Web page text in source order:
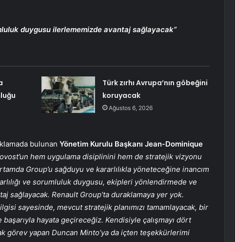
duygusu ilerlememizde avantaj sağlayacak”
Türk zırhı Avrupa’nın göbeğini
koruyacak
Ağustos 6, 2026
bulunan Yönetim Kurulu Başkanı Jean-Dominique
hem uygulama disiplinini hem de stratejik vizyonu
Group’u sağduyu ve kararlılıkla yöneteceğine inancım
ve sorumluluk duygusu, ekipleri yönlendirmede ve
sağlayacak. Renault Group’ta duraklamaya yer yok.
sayesinde, mevcut stratejik planımızı tamamlayacak, bir
hayata geçireceğiz. Kendisiyle çalışmayı dört
görev yapan Duncan Minto’ya da içten teşekkürlerimi